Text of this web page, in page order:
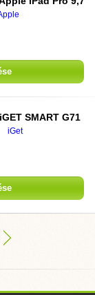
iGET SMART G71
iGet